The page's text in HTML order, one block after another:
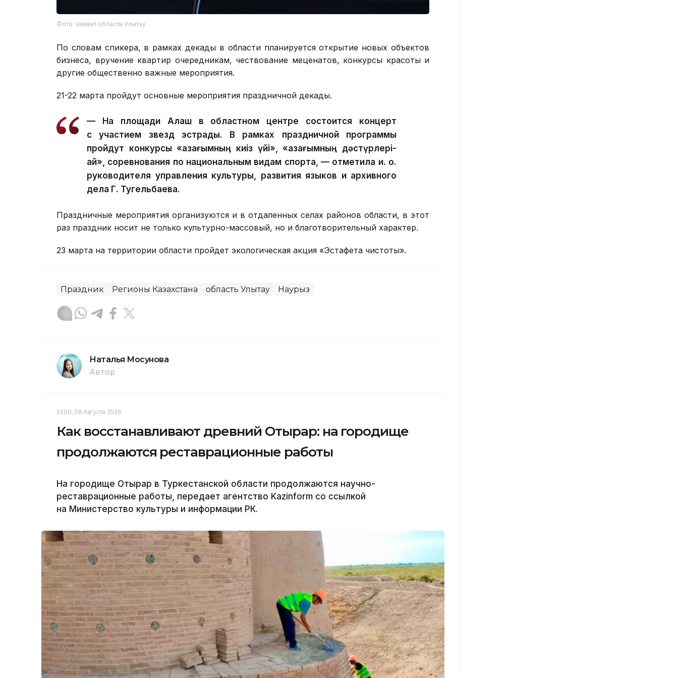
Фото: акимат области Улытау
По словам спикера, в рамках декады в области планируется открытие новых объектов
бизнеса, вручение квартир очередникам, чествование меценатов, конкурсы красоты и
другие общественно важные мероприятия.
21-22 марта пройдут основные мероприятия праздничной декады.
— На площади Алаш в областном центре состоится концерт
с участием звезд эстрады. В рамках праздничной программы
пройдут конкурсы «Қазағымның киіз үйі», «Қазағымның дәстүрлері-
ай», соревнования по национальным видам спорта, — отметила и. о.
руководителя управления культуры, развития языков и архивного
дела Г. Тугельбаева.
Праздничные мероприятия организуются и в отдаленных селах районов области, в этот
раз праздник носит не только культурно-массовый, но и благотворительный характер.
23 марта на территории области пройдет экологическая акция «Эстафета чистоты».
Праздник Регионы Казахстана область Улытау Наурыз
Наталья Мосунова
Автор
21:00, 08 Августа 2026
Как восстанавливают древний Отырар: на городище
продолжаются реставрационные работы
На городище Отырар в Туркестанской области продолжаются научно-
реставрационные работы, передает агентство Kazinform со ссылкой
на Министерство культуры и информации РК.